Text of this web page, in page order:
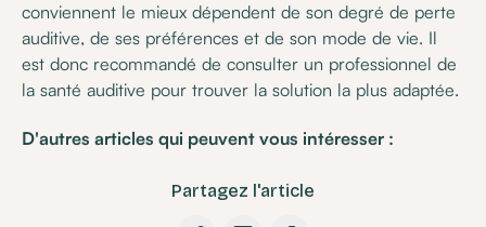
conviennent le mieux dépendent de son degré de perte
auditive, de ses préférences et de son mode de vie. Il
est donc recommandé de consulter un professionnel de
la santé auditive pour trouver la solution la plus adaptée.
D'autres articles qui peuvent vous intéresser :
Partagez l'article